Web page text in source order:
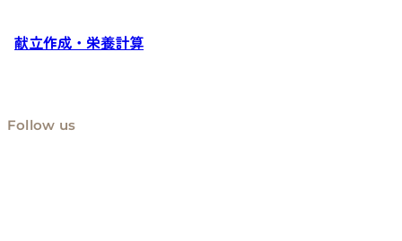
献立作成・栄養計算
Follow us